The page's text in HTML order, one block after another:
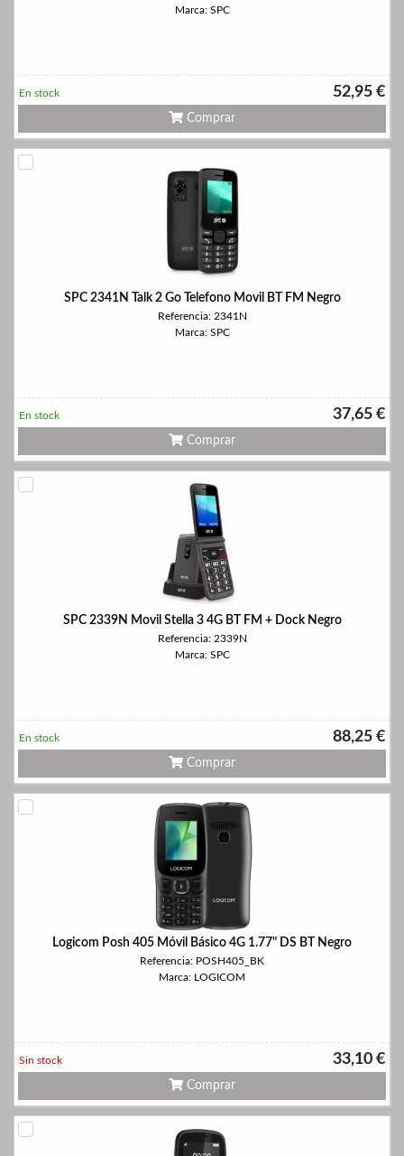
Marca: SPC
52,95 €
En stock
Comprar
SPC 2341N Talk 2 Go Telefono Movil BT FM Negro
Referencia: 2341N
Marca: SPC
37,65 €
En stock
Comprar
SPC 2339N Movil Stella 3 4G BT FM + Dock Negro
Referencia: 2339N
Marca: SPC
88,25 €
En stock
Comprar
Logicom Posh 405 Móvil Básico 4G 1.77" DS BT Negro
Referencia: POSH405_BK
Marca: LOGICOM
33,10 €
Sin stock
Comprar